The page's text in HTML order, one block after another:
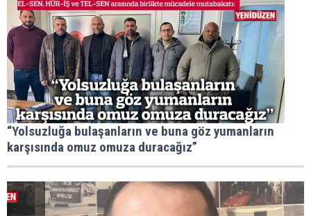
“Yolsuzluğa bulaşanların ve buna göz yumanların
karşısında omuz omuza duracağız”